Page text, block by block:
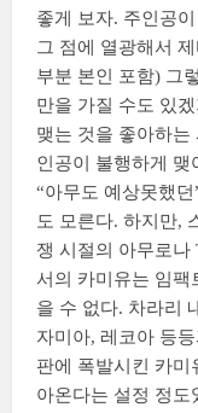
좋게 보자. 주인공
그 점에 열광해서
부분 본인 포함) 그
만을 가질 수도 있
맺는 것을 좋아하는
인공이 불행하게 맺
“아무도 예상못했던
도 모른다. 하지만,
쟁 시절의 아무로나
서의 카미유는 임팩
을 수 없다. 차라리
자미아, 레코아 등
판에 폭발시킨 카미
아온다는 설정 정